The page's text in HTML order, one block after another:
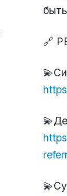
🔗